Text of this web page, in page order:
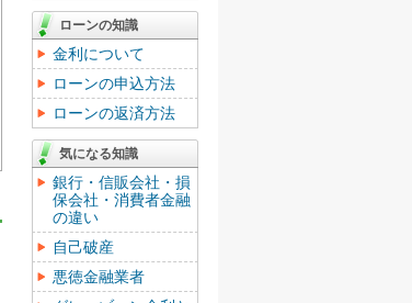
ローンの知識
金利について
ローンの申込方法
ローンの返済方法
気になる知識
銀行・信販会社・損
保会社・消費者金融
の違い
自己破産
悪徳金融業者